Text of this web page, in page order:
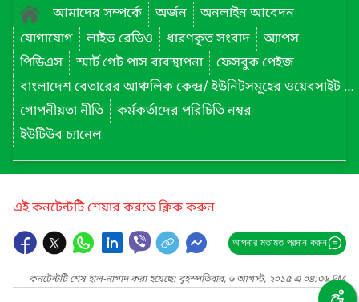
আমাদের সম্পর্কে
অর্জন
অনলাইন আবেদন
যোগাযোগ
লাইভ রেডিও ধারণকৃত সংবাদ
অ্যাপস
পিডিএস
স্মার্ট গেট পাস ব্যবস্থাপনা
ফেসবুক পেইজ
বাংলাদেশ বেতারের আঞ্চলিক কেন্দ্র/ ইউনিটসমূহের ওয়েবসাইট লিংক
গোপনীয়তা নীতি
কর্মকর্তাদের পরিচিতি নম্বর
ইউটিউব চ্যানেল
এই কনটেন্টটি শেয়ার করতে ক্লিক করুন
আপনার মতামত প্রদান করুন
কনটেন্টটি শেষ হাল-নাগাদ করা হয়েছে: বৃহস্পতিবার, ৬ আগস্ট, ২০১৫ এ ০৪:৩৬ PM